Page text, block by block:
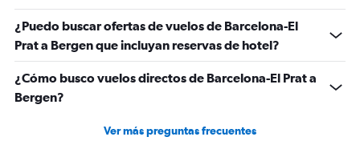
¿Puedo buscar ofertas de vuelos de Barcelona-El
Prat a Bergen que incluyan reservas de hotel?
¿Cómo busco vuelos directos de Barcelona-El Prat a
Bergen?
Ver más preguntas frecuentes